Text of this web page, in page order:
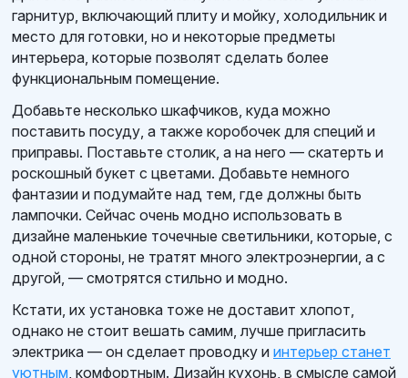
гарнитур, включающий плиту и мойку, холодильник и
место для готовки, но и некоторые предметы
интерьера, которые позволят сделать более
функциональным помещение.
Добавьте несколько шкафчиков, куда можно
поставить посуду, а также коробочек для специй и
приправы. Поставьте столик, а на него — скатерть и
роскошный букет с цветами. Добавьте немного
фантазии и подумайте над тем, где должны быть
лампочки. Сейчас очень модно использовать в
дизайне маленькие точечные светильники, которые, с
одной стороны, не тратят много электроэнергии, а с
другой, — смотрятся стильно и модно.
Кстати, их установка тоже не доставит хлопот,
однако не стоит вешать самим, лучше пригласить
электрика — он сделает проводку и интерьер станет
уютным , комфортным. Дизайн кухонь, в смысле самой